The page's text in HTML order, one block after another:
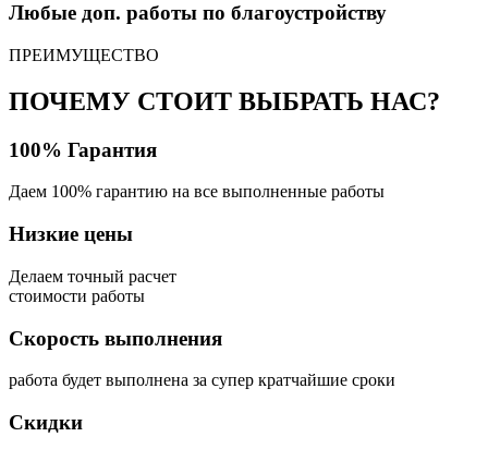
Любые доп. работы по благоустройству
ПРЕИМУЩЕСТВО
ПОЧЕМУ СТОИТ ВЫБРАТЬ НАС?
100% Гарантия
Даем 100% гарантию на все выполненные работы
Низкие цены
Делаем точный расчет
стоимости работы
Скорость выполнения
работа будет выполнена за супер кратчайшие сроки
Скидки